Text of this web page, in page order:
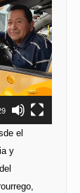
el
y